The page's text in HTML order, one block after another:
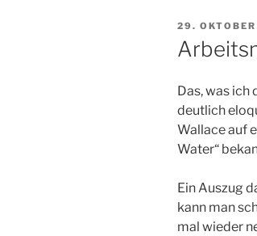
AM
29.
Das, was ich
deutlich
Wallace auf
Water“
Ein Auszug
kann man
mal wieder